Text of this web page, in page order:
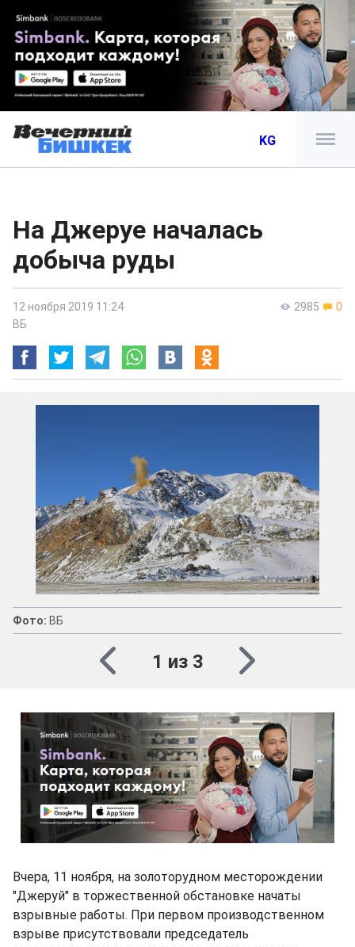
KG
На Джеруе началась
добыча руды
2985 0
12 ноября 2019 11:24
ВБ
Фото: ВБ
1 из 3
Вчера, 11 ноября, на золоторудном месторождении
"Джеруй" в торжественной обстановке начаты
взрывные работы. При первом производственном
взрыве присутствовали председатель